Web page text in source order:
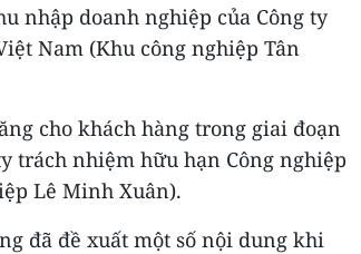
nhập doanh nghiệp của Công ty
Nam (Khu công nghiệp Tân
cho khách hàng trong giai đoạn
trách nhiệm hữu hạn Công nghiệp
Lê Minh Xuân).
đã đề xuất một số nội dung khi